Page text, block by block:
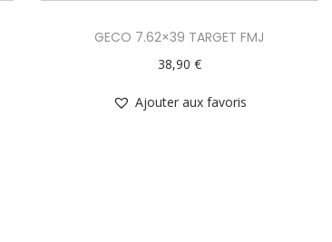
GECO 7.62×39 TARGET FMJ
38,90 €
Ajouter aux favoris